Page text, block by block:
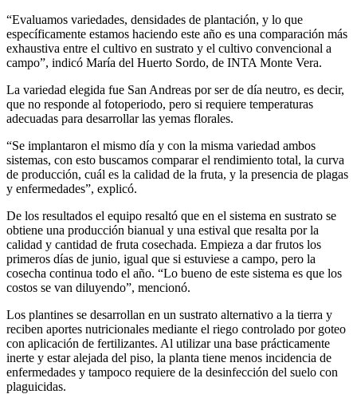
“Evaluamos variedades, densidades de plantación, y lo que
específicamente estamos haciendo este año es una comparación más
exhaustiva entre el cultivo en sustrato y el cultivo convencional a
campo”, indicó María del Huerto Sordo, de INTA Monte Vera.
La variedad elegida fue San Andreas por ser de día neutro, es decir,
que no responde al fotoperiodo, pero si requiere temperaturas
adecuadas para desarrollar las yemas florales.
“Se implantaron el mismo día y con la misma variedad ambos
sistemas, con esto buscamos comparar el rendimiento total, la curva
de producción, cuál es la calidad de la fruta, y la presencia de plagas
y enfermedades”, explicó.
De los resultados el equipo resaltó que en el sistema en sustrato se
obtiene una producción bianual y una estival que resalta por la
calidad y cantidad de fruta cosechada. Empieza a dar frutos los
primeros días de junio, igual que si estuviese a campo, pero la
cosecha continua todo el año. “Lo bueno de este sistema es que los
costos se van diluyendo”, mencionó.
Los plantines se desarrollan en un sustrato alternativo a la tierra y
reciben aportes nutricionales mediante el riego controlado por goteo
con aplicación de fertilizantes. Al utilizar una base prácticamente
inerte y estar alejada del piso, la planta tiene menos incidencia de
enfermedades y tampoco requiere de la desinfección del suelo con
plaguicidas.